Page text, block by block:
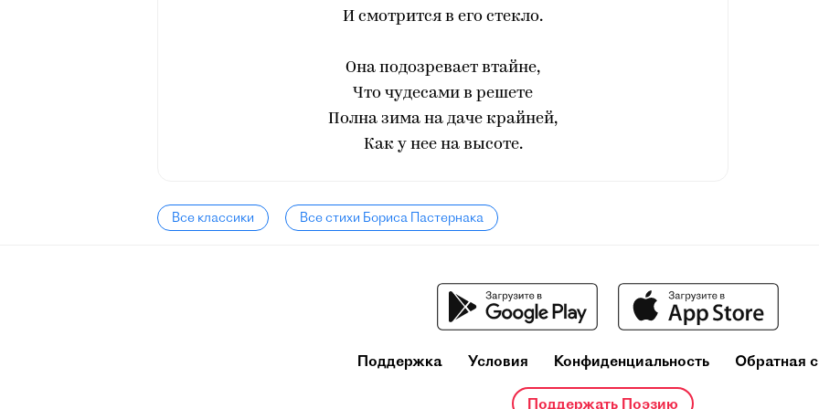
И смотрится в его стекло.
Она подозревает втайне,
Что чудесами в решете
Полна зима на даче крайней,
Как у нее на высоте.
Все классики Все стихи Бориса Пастернака
Поддержка Условия Конфиденциальность Обратная
Поддержать Поэзию